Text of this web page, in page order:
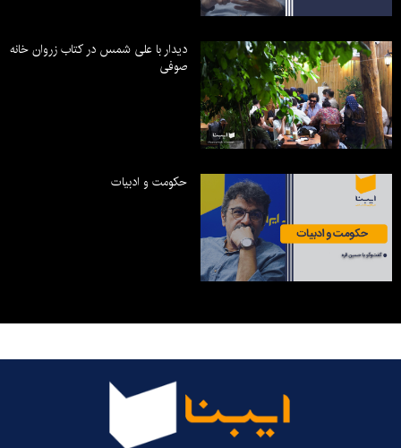
دیدار با علی شمس در کتاب زروان خانه
صوفی
حکومت و ادبیات